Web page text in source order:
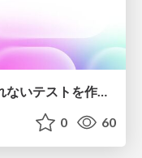
mablの要素選択を完全理解〜壊れないテストを作るための技術選択
0 60